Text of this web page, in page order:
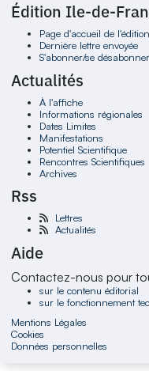
Édition Ile-de-
Page d'accueil de
Dernière lettre envoyée
S'abonner/se désabonner
Actualités
À l'affiche
Informations régionales
Dates Limites
Manifestations
Potentiel Scientifique
Rencontres Scientifiques
Archives
Rss
Lettres
Actualités
Aide
Contactez-nous pour
sur le contenu éditorial
sur le fonctionnement
Mentions Légales
Cookies
Données personnelles